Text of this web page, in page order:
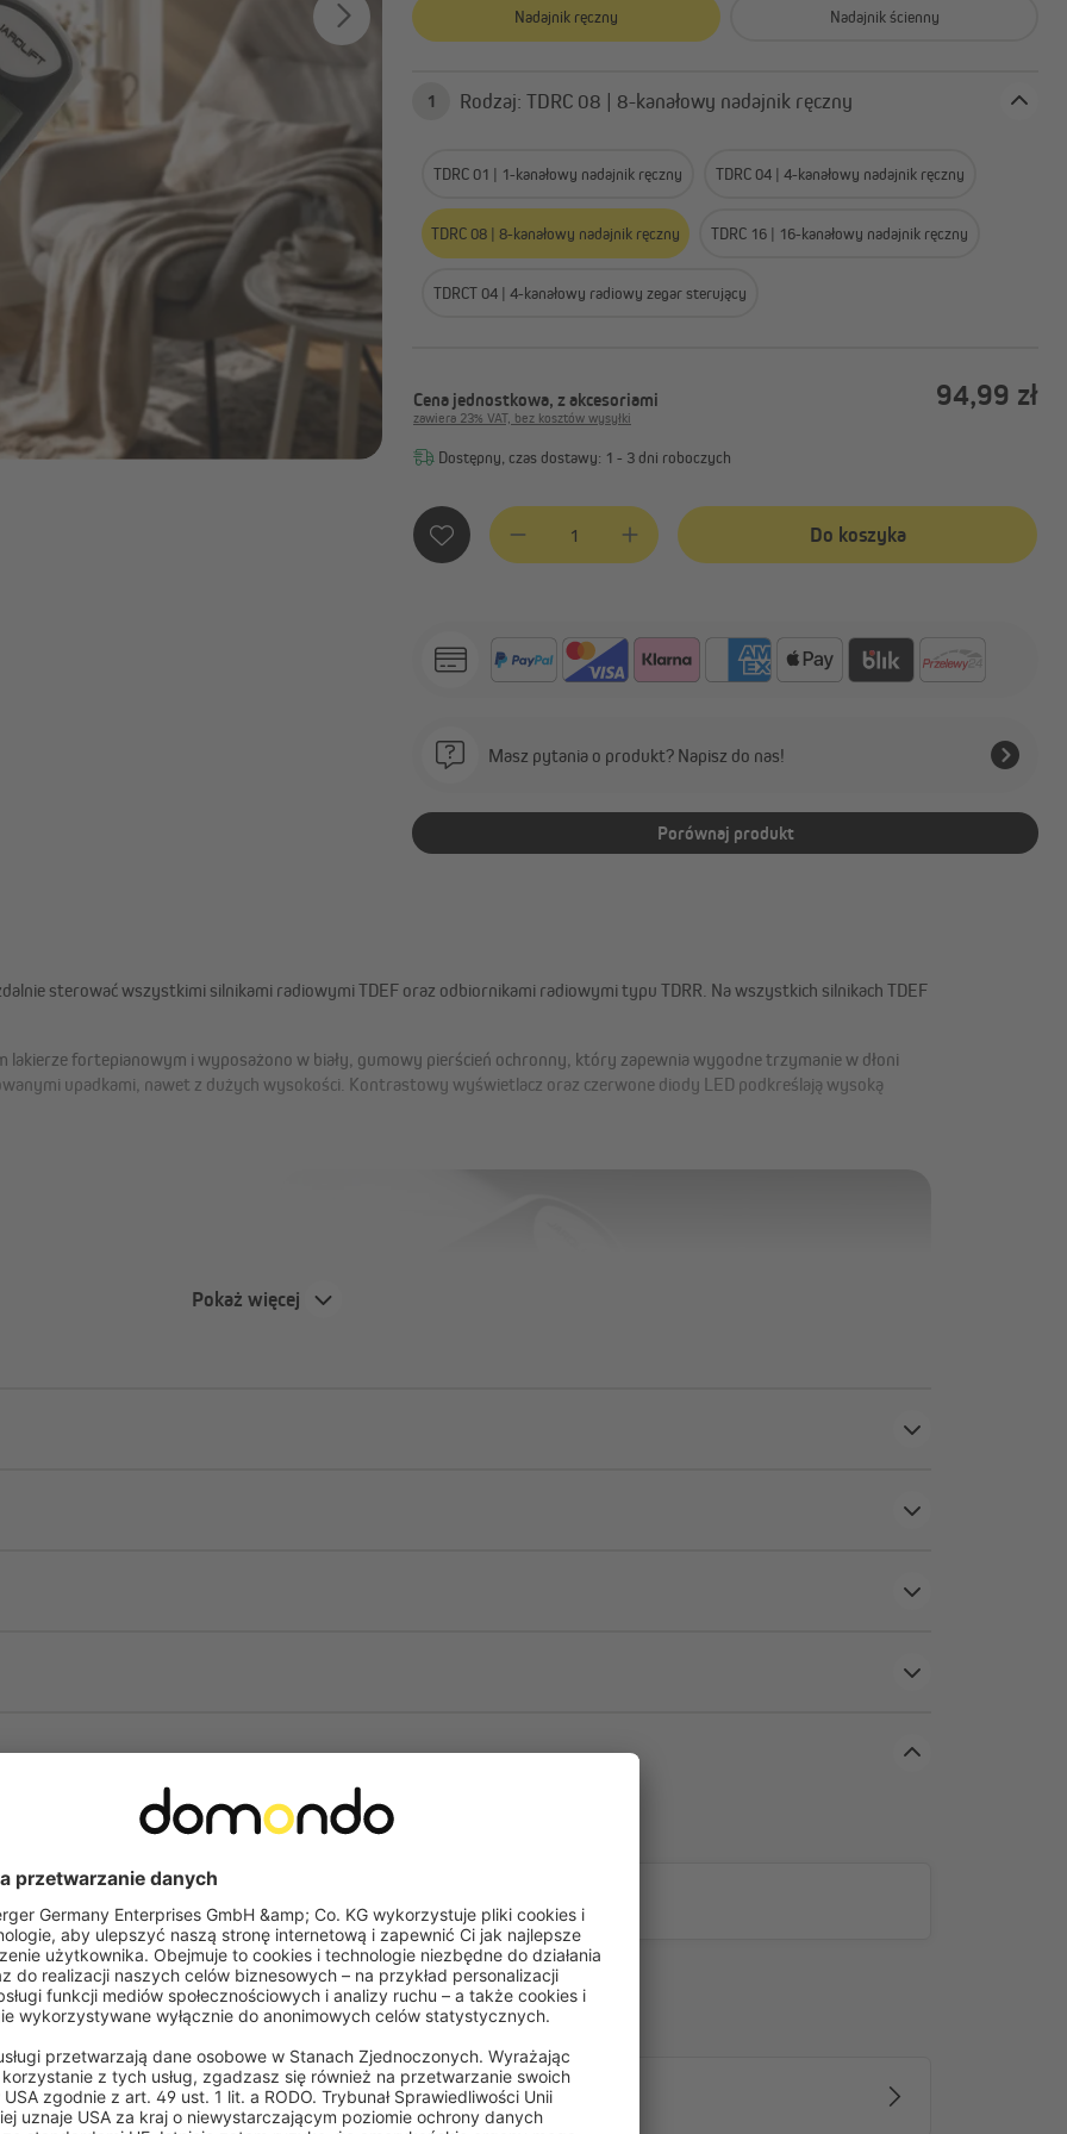
Inteligentny dom Jalousiescout
Inteligentny dom Homepilot
Piloty i systemy radiowe
Programatory czasowe
Pokaż wszystko
Akcesoria do silników bram
Nadajnik ręczny Nadajnik ścienny
1 Rodzaj: TDRC 08 | 8-kanałowy nadajnik ręczny
TDRC 01 | 1-kanałowy nadajnik ręczny TDRC 04 | 4-kanałowy nadajnik ręczny
TDRC 08 | 8-kanałowy nadajnik ręczny TDRC 16 | 16-kanałowy nadajnik ręczny
TDRCT 04 | 4-kanałowy radiowy zegar sterujący
Cena jednostkowa, z akcesoriami 94,99 zł
zawiera 23% VAT, bez kosztów wysyłki
Dostępny, czas dostawy: 1 - 3 dni roboczych
Ilość produktu: Wprowadź żądaną ilość lub użyj przycisków, aby zwiększyć
Do koszyka
Masz pytania o produkt? Napisz do nas!
Porównaj produkt
sterować wszystkimi silnikami radiowymi TDEF oraz odbiornikami radiowymi typu TDRR. Na wszystkich silnikach TDEF
lakierze fortepianowym i wyposażono w biały, gumowy pierścień ochronny, który zapewnia wygodne trzymanie w dłoni
upadkami, nawet z dużych wysokości. Kontrastowy wyświetlacz oraz czerwone diody LED podkreślają wysoką
lub odbiorników radiowych
jest przypisanie kilku
W zależności od wybranego pilota możesz sterować jednym lub kilkoma silnikami
pojedynczo. Modele TDRC 04, TDRC 08, TDRC 16 oraz TDRCT 04 oferują również tryb
grupowy, dzięki któremu wszystkie zaprogramowane silniki lub odbiorniki można
podnosić lub opuszczać jednocześnie.
4-kanałowy pilot z programatorem czasowym (model TDRCT 04) dodatkowo umożliwia
zintegrowane sterowanie czasowe do czterech odbiorników lub silników radiowych.
Można ustawić konkretne dni tygodnia i godziny pracy (np. wtorek 8:00 – GÓRA, 19:00
– DÓŁ) lub wybrać jeden z trzech dostępnych schematów tygodniowych (np.
Pokaż więcej
Często zadawane pytania